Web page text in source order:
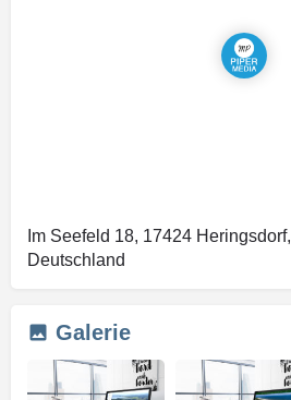
Im Seefeld 18, 17424 Heringsdorf,
Deutschland
Galerie